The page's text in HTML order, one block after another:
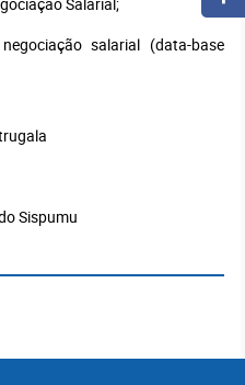
salarial (data-base
Sispumu